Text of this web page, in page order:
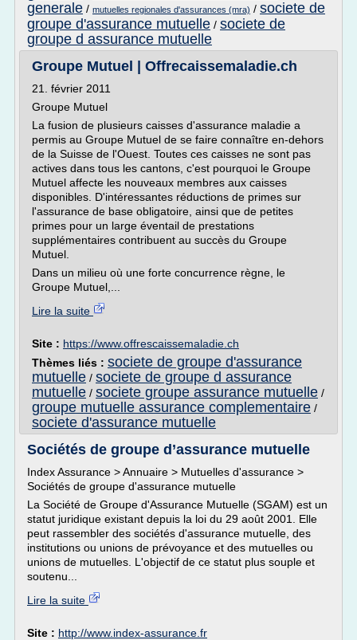
generale / mutuelles regionales d'assurances (mra) / societe de
groupe d'assurance mutuelle / societe de
groupe d assurance mutuelle
Groupe Mutuel | Offrecaissemaladie.ch
21. février 2011
Groupe Mutuel
La fusion de plusieurs caisses d'assurance maladie a
permis au Groupe Mutuel de se faire connaître en-dehors
de la Suisse de l'Ouest. Toutes ces caisses ne sont pas
actives dans tous les cantons, c'est pourquoi le Groupe
Mutuel affecte les nouveaux membres aux caisses
disponibles. D'intéressantes réductions de primes sur
l'assurance de base obligatoire, ainsi que de petites
primes pour un large éventail de prestations
supplémentaires contribuent au succès du Groupe
Mutuel.
Dans un milieu où une forte concurrence règne, le
Groupe Mutuel,...
Lire la suite
Site : https://www.offrescaissemaladie.ch
Thèmes liés : societe de groupe d'assurance
mutuelle / societe de groupe d assurance
mutuelle / societe groupe assurance mutuelle /
groupe mutuelle assurance complementaire /
societe d'assurance mutuelle
Sociétés de groupe d’assurance mutuelle
Index Assurance > Annuaire > Mutuelles d'assurance >
Sociétés de groupe d'assurance mutuelle
La Société de Groupe d'Assurance Mutuelle (SGAM) est un
statut juridique existant depuis la loi du 29 août 2001. Elle
peut rassembler des sociétés d'assurance mutuelle, des
institutions ou unions de prévoyance et des mutuelles ou
unions de mutuelles. L'objectif de ce statut plus souple et
soutenu...
Lire la suite
Site : http://www.index-assurance.fr